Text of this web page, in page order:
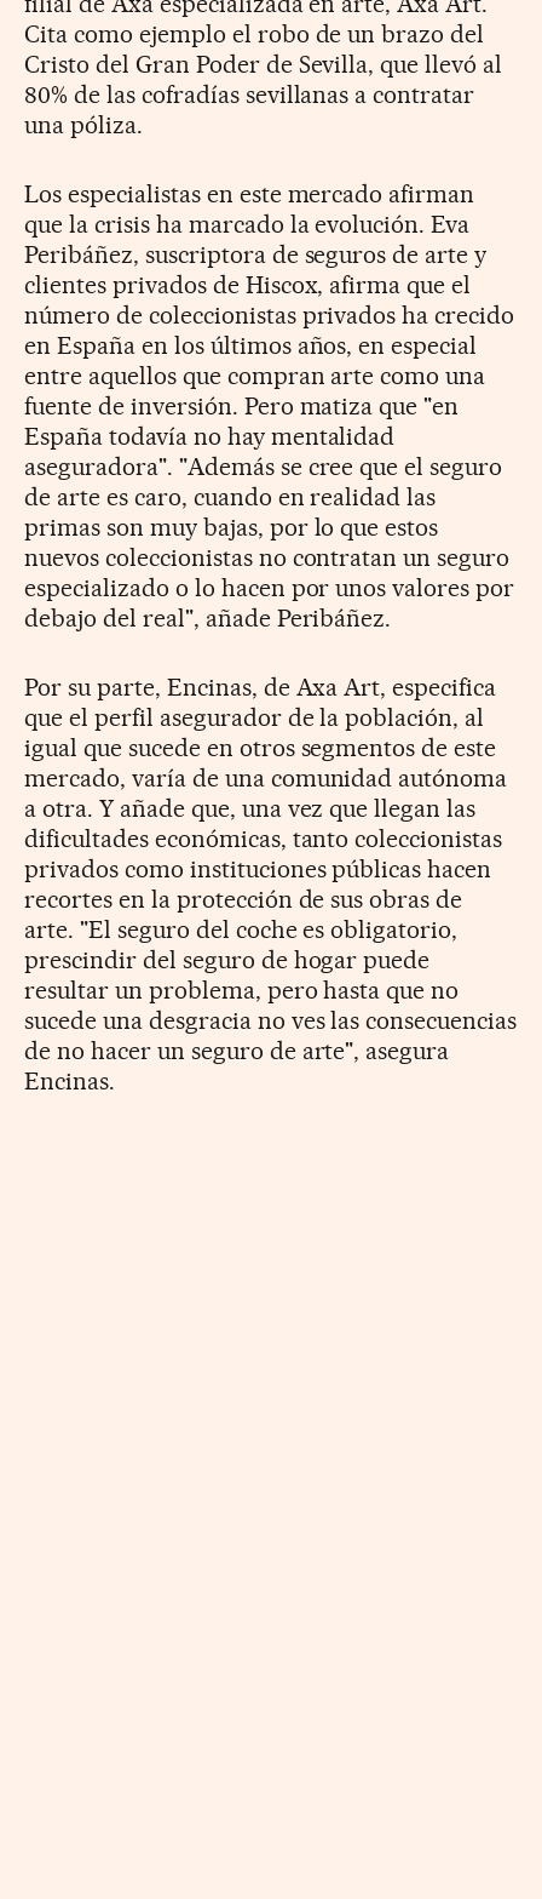
Cita como ejemplo el robo de un brazo del
Cristo del Gran Poder de Sevilla, que llevó al
80% de las cofradías sevillanas a contratar
una póliza.
Los especialistas en este mercado afirman
que la crisis ha marcado la evolución. Eva
Peribáñez, suscriptora de seguros de arte y
clientes privados de Hiscox, afirma que el
número de coleccionistas privados ha crecido
en España en los últimos años, en especial
entre aquellos que compran arte como una
fuente de inversión. Pero matiza que "en
España todavía no hay mentalidad
aseguradora". "Además se cree que el seguro
de arte es caro, cuando en realidad las
primas son muy bajas, por lo que estos
nuevos coleccionistas no contratan un seguro
especializado o lo hacen por unos valores por
debajo del real", añade Peribáñez.
Por su parte, Encinas, de Axa Art, especifica
que el perfil asegurador de la población, al
igual que sucede en otros segmentos de este
mercado, varía de una comunidad autónoma
a otra. Y añade que, una vez que llegan las
dificultades económicas, tanto coleccionistas
privados como instituciones públicas hacen
recortes en la protección de sus obras de
arte. "El seguro del coche es obligatorio,
prescindir del seguro de hogar puede
resultar un problema, pero hasta que no
sucede una desgracia no ves las consecuencias
de no hacer un seguro de arte", asegura
Encinas.